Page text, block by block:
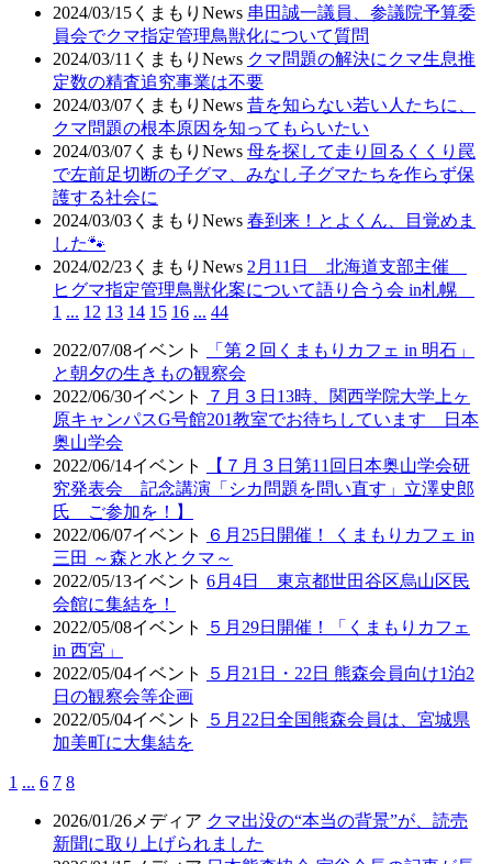
2024/03/15 くまもりNews 串田誠一議員、参議院予算委
員会でクマ指定管理鳥獣化について質問
2024/03/11 くまもりNews クマ問題の解決にクマ生息推
定数の精査追究事業は不要
2024/03/07 くまもりNews 昔を知らない若い人たちに、
クマ問題の根本原因を知ってもらいたい
2024/03/07 くまもりNews 母を探して走り回るくくり罠
で左前足切断の子グマ、みなし子グマたちを作らず保
護する社会に
2024/03/03 くまもりNews 春到来！とよくん、目覚めま
した🐾
2024/02/23 くまもりNews 2月11日 北海道支部主催
ヒグマ指定管理鳥獣化案について語り合う会 in札幌
1 ... 12 13 14 15 16 ... 44
2022/07/08イベント
「第２回くまもりカフェ in 明石」
と朝夕の生きもの観察会
2022/06/30イベント
７月３日13時、関西学院大学上ヶ
原キャンパスG号館201教室でお待ちしています 日本
奥山学会
2022/06/14イベント
【７月３日第11回日本奥山学会研
究発表会 記念講演「シカ問題を問い直す」立澤史郎
氏 ご参加を！】
2022/06/07イベント
６月25日開催！ くまもりカフェ in
三田 ～森と水とクマ～
2022/05/13イベント 6月4日 東京都世田谷区烏山区民
会館に集結を！
2022/05/08イベント
５月29日開催！「くまもりカフェ
in 西宮」
2022/05/04イベント
５月21日・22日 熊森会員向け1泊2
日の観察会等企画
2022/05/04イベント
５月22日全国熊森会員は、宮城県
加美町に大集結を
1 ... 6 7 8
2026/01/26 メディア クマ出没の“本当の背景”が、読売
新聞に取り上げられました